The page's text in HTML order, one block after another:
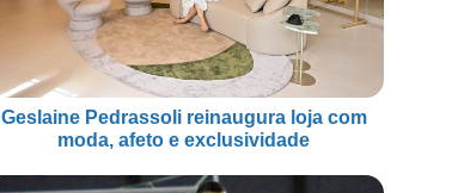
Geslaine Pedrassoli reinaugura loja com
moda, afeto e exclusividade